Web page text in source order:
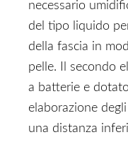
necessario
del tipo liquido
della fascia in
pelle. Il secondo
a batterie e
elaborazione
una distanza